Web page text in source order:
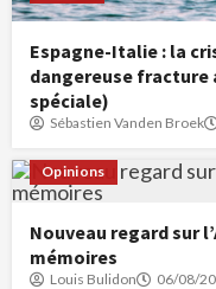
Espagne-Italie : la
dangereuse fracture
spéciale)
Sébastien Vanden Broek
Opinions
Nouveau regard sur
mémoires
Louis Bulidon 06/08/